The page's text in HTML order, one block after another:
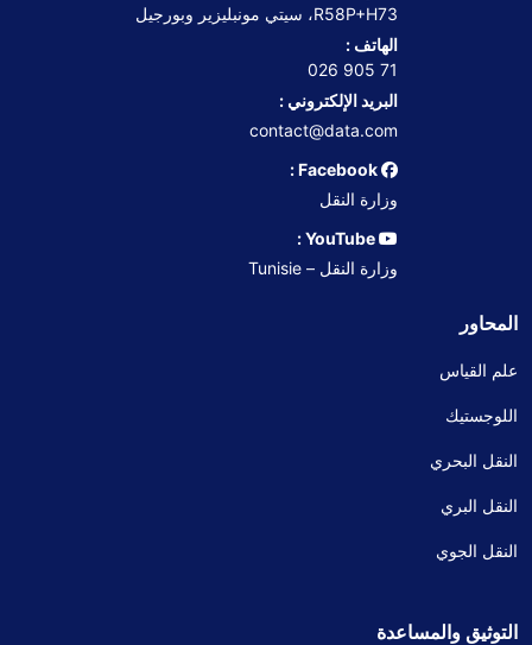
R58P+H73، سيتي مونبليزير وبورجيل
الهاتف :
71 905 026
البريد الإلكتروني :
contact@data.com
Facebook :
وزارة النقل
YouTube :
وزارة النقل – Tunisie
المحاور
علم القياس
اللوجستيك
النقل البحري
النقل البري
النقل الجوي
التوثيق والمساعدة